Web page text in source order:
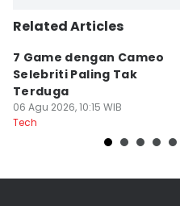
Related Articles
7 Game dengan Cameo
Selebriti Paling Tak
Terduga
06 Agu 2026, 10:15 WIB
Tech